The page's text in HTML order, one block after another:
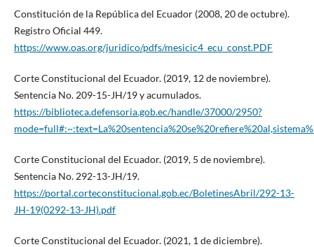
Constitución de la República del Ecuador (2008, 20 de octubre).
Registro Oficial 449.
https://www.oas.org/juridico/pdfs/mesicic4_ecu_const.PDF
Corte Constitucional del Ecuador. (2019, 12 de noviembre).
Sentencia No. 209-15-JH/19 y acumulados.
https://biblioteca.defensoria.gob.ec/handle/37000/2950?
Corte Constitucional del Ecuador. (2019, 5 de noviembre).
Sentencia No. 292-13-JH/19.
https://portal.corteconstitucional.gob.ec/BoletinesAbril/292-13-
JH-19(0292-13-JH).pdf
Corte Constitucional del Ecuador. (2021, 1 de diciembre).